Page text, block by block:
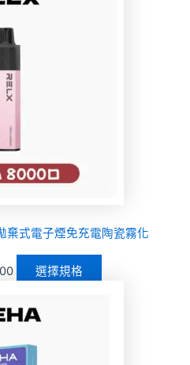
棄式電子煙免充電陶瓷霧化
選擇規格